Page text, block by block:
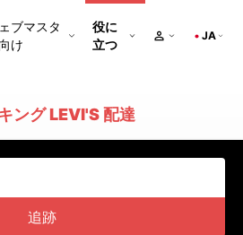
ブマスタ
け
役に
立つ
JA
ング LEVI'S 配達
追跡